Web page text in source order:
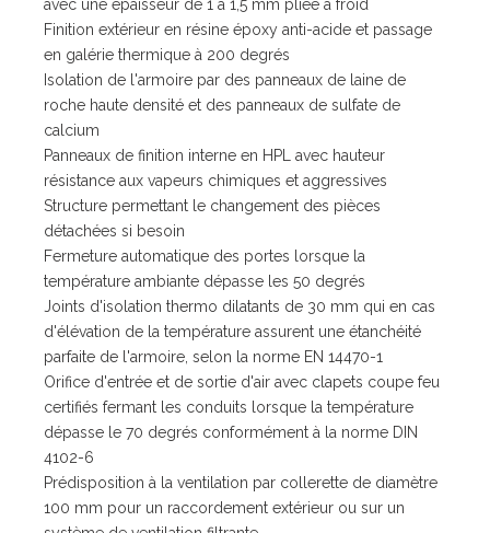
avec une épaisseur de 1 à 1,5 mm pliée à froid
Finition extérieur en résine époxy anti-acide et passage
en galérie thermique à 200 degrés
Isolation de l'armoire par des panneaux de laine de
roche haute densité et des panneaux de sulfate de
calcium
Panneaux de finition interne en HPL avec hauteur
résistance aux vapeurs chimiques et aggressives
Structure permettant le changement des pièces
détachées si besoin
Fermeture automatique des portes lorsque la
température ambiante dépasse les 50 degrés
Joints d'isolation thermo dilatants de 30 mm qui en cas
d'élévation de la température assurent une étanchéité
parfaite de l'armoire, selon la norme EN 14470-1
Orifice d'entrée et de sortie d'air avec clapets coupe feu
certifiés fermant les conduits lorsque la température
dépasse le 70 degrés conformément à la norme DIN
4102-6
Prédisposition à la ventilation par collerette de diamètre
100 mm pour un raccordement extérieur ou sur un